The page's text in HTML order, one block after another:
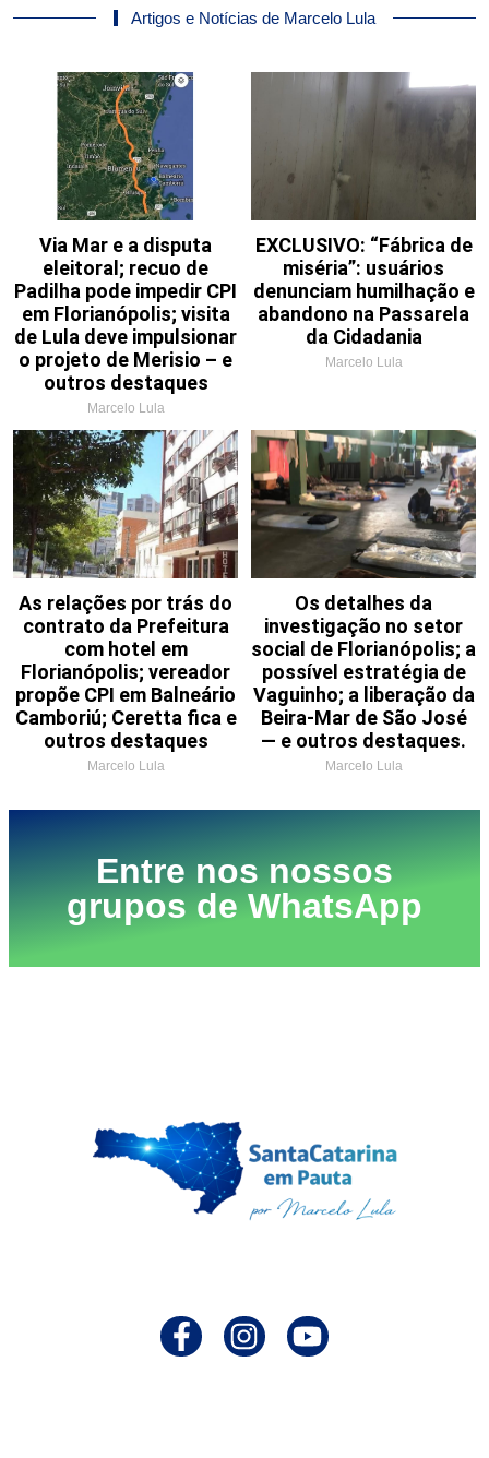
Artigos e Notícias de Marcelo Lula
Via Mar e a disputa
eleitoral; recuo de
Padilha pode impedir CPI
em Florianópolis; visita
de Lula deve impulsionar
o projeto de Merisio – e
outros destaques
Marcelo Lula
EXCLUSIVO: “Fábrica de
miséria”: usuários
denunciam humilhação e
abandono na Passarela
da Cidadania
Marcelo Lula
As relações por trás do
contrato da Prefeitura
com hotel em
Florianópolis; vereador
propõe CPI em Balneário
Camboriú; Ceretta fica e
outros destaques
Marcelo Lula
Os detalhes da
investigação no setor
social de Florianópolis; a
possível estratégia de
Vaguinho; a liberação da
Beira-Mar de São José
— e outros destaques.
Marcelo Lula
Entre nos nossos
grupos de WhatsApp